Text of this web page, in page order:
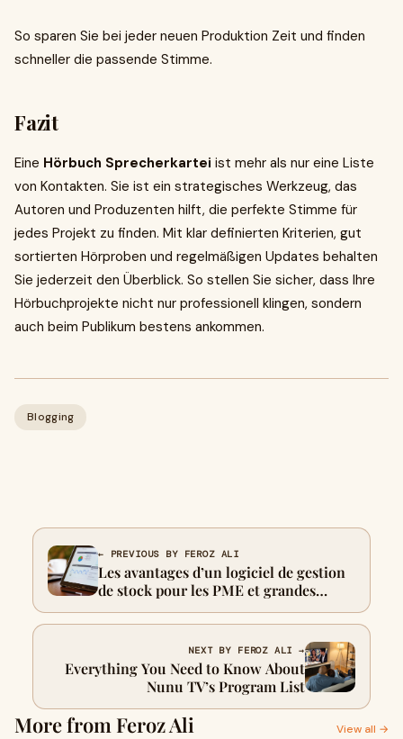
So sparen Sie bei jeder neuen Produktion Zeit und finden
schneller die passende Stimme.
Fazit
Eine Hörbuch Sprecherkartei ist mehr als nur eine Liste
von Kontakten. Sie ist ein strategisches Werkzeug, das
Autoren und Produzenten hilft, die perfekte Stimme für
jedes Projekt zu finden. Mit klar definierten Kriterien, gut
sortierten Hörproben und regelmäßigen Updates behalten
Sie jederzeit den Überblick. So stellen Sie sicher, dass Ihre
Hörbuchprojekte nicht nur professionell klingen, sondern
auch beim Publikum bestens ankommen.
Blogging
← PREVIOUS BY FEROZ ALI
Les avantages d’un logiciel de gestion
de stock pour les PME et grandes
entreprises
NEXT BY FEROZ ALI →
Everything You Need to Know About
Nunu TV’s Program List
More from Feroz Ali View all →